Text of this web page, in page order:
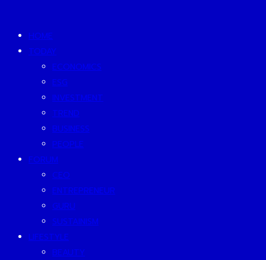
HOME
TODAY
ECONOMICS
ESG
INVESTMENT
TREND
BUSINESS
PEOPLE
FORUM
CEO
ENTREPRENEUR
GURU
SUSTAINISM
LIFESTYLE
BEAUTY